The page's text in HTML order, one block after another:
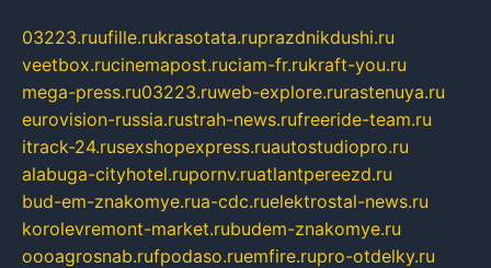
03223.ruufille.rukrasotata.ruprazdnikdushi.ru
veetbox.rucinemapost.ruciam-fr.rukraft-you.ru
mega-press.ru03223.ruweb-explore.rurastenuya.ru
eurovision-russia.rustrah-news.rufreeride-team.ru
itrack-24.rusexshopexpress.ruautostudiopro.ru
alabuga-cityhotel.rupornv.ruatlantpereezd.ru
bud-em-znakomye.rua-cdc.ruelektrostal-news.ru
korolevremont-market.rubudem-znakomye.ru
oooagrosnab.rufpodaso.ruemfire.rupro-otdelky.ru